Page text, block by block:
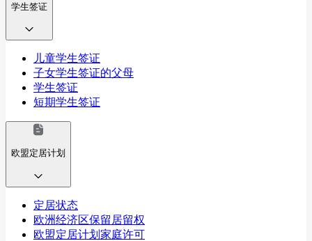
学生签证
儿童学生签证
子女学生签证的父母
学生签证
短期学生签证
欧盟定居计划
定居状态
欧洲经济区保留居留权
欧盟定居计划家庭许可